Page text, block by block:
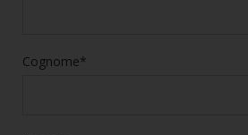
Cognome*